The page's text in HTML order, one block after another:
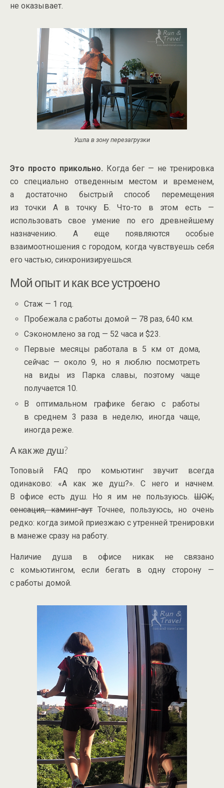
не оказывает.
Ушла в зону перезагрузки
Это просто прикольно. Когда бег — не тренировка
со специально отведенным местом и временем,
а достаточно быстрый способ перемещения
из точки А в точку Б.Что-то в этом есть —
использовать свое умение по его древнейшему
назначению. А еще появляются особые
взаимоотношения с городом, когда чувствуешь себя
его частью, синхронизируешься.
Мой опыт и как все устроено
Стаж — 1 год.
Пробежала с работы домой — 78 раз, 640 км.
Сэкономлено за год — 52 часа и $23.
Первые месяцы работала в 5 км от дома,
сейчас — около 9, но я люблю посмотреть
на виды из Парка славы, поэтому чаще
получается 10.
В оптимальном графике бегаю с работы
в среднем 3 раза в неделю, иногда чаще,
иногда реже.
А как же душ?
Топовый FAQ про комьютинг звучит всегда
одинаково: «А как же душ?». С него и начнем.
В офисе есть душ. Но я им не пользуюсь. ШОК,
сенсация,каминг-аут Точнее, пользуюсь, но очень
редко: когда зимой приезжаю с утренней тренировки
в манеже сразу на работу.
Наличие душа в офисе никак не связано
с комьютингом, если бегать в одну сторону —
с работы домой.